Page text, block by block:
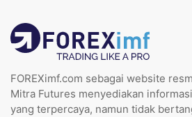
FOREXimf.com sebagai website
Mitra Futures menyediakan
yang terpercaya, namun tidak